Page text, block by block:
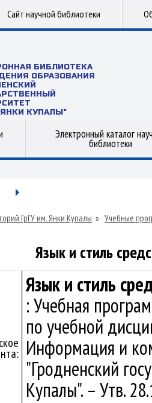
Сайт научной библиотеки
БИБЛИОТЕКА
ОБРАЗОВАНИЯ
КУПАЛЫ"
Электронный каталог
библиотеки
ГрГУ им. Янки Купалы » Учебные
Язык и стиль
Язык и стиль
: Учебная
по учебной
Информация и
"Гродненский
Купалы". – Утв.